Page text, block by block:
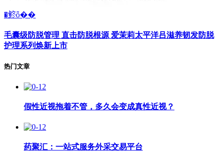
�鿴ȫ��
毛囊级防脱管理 直击防脱根源 爱茉莉太平洋吕滋养韧发防脱
护理系列焕新上市
热门文章
假性近视拖着不管，多久会变成真性近视？
药聚汇：一站式服务外采交易平台